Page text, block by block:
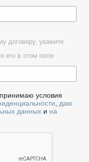
договору, укажите
его в этом поле
условия
даю
данных и на